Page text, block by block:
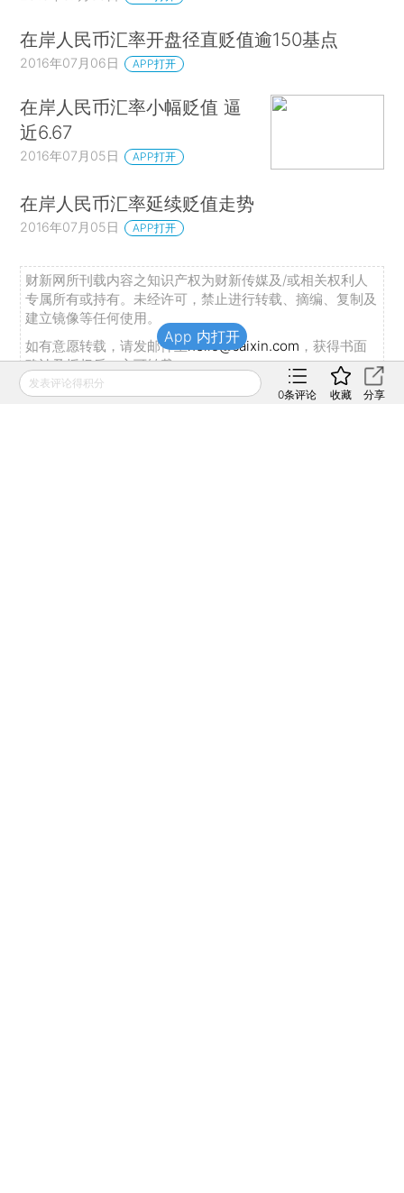
在岸人民币汇率开盘径直贬值逾150基点
2016年07月06日 APP打开
在岸人民币汇率小幅贬值 逼
近6.67
2016年07月05日 APP打开
在岸人民币汇率延续贬值走势
2016年07月05日 APP打开
财新网所刊载内容之知识产权为财新传媒及/或相关权利人
专属所有或持有。未经许可，禁止进行转载、摘编、复制及
建立镜像等任何使用。
如有意愿转载，请发邮件至hello@caixin.com ，获得书面
确认及授权后，方可转载。
发表评论得积分
0条评论 收藏 分享
App 内打开